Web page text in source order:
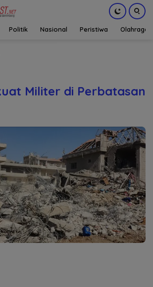
Politik Nasional Peristiwa Olahraga
Militer di Perbatasan